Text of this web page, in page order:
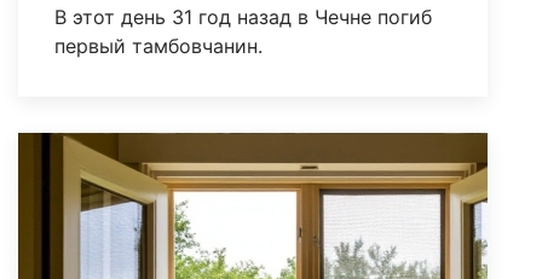
В этот день 31 год назад в Чечне погиб
первый тамбовчанин.